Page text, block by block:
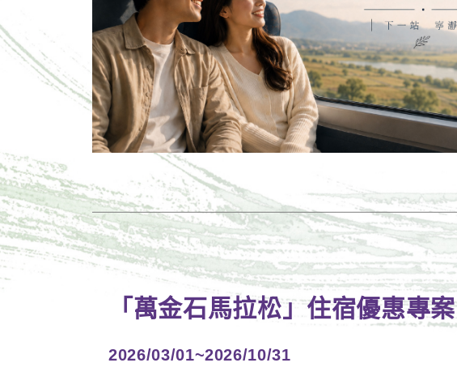
「萬金石馬拉松」住宿優惠專案
2026/03/01~2026/10/31